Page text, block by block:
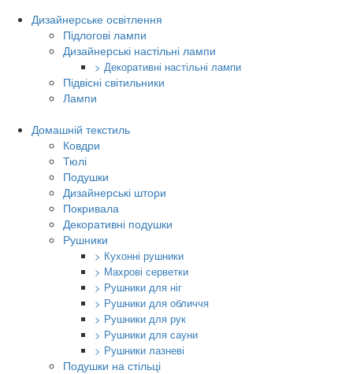
Дизайнерське освітлення
Підлогові лампи
Дизайнерські настільні лампи
> Декоративні настільні лампи
Підвісні світильники
Лампи
Домашній текстиль
Ковдри
Тюлі
Подушки
Дизайнерські штори
Покривала
Декоративні подушки
Рушники
> Кухонні рушники
> Махрові серветки
> Рушники для ніг
> Рушники для обличчя
> Рушники для рук
> Рушники для сауни
> Рушники лазневі
Подушки на стільці